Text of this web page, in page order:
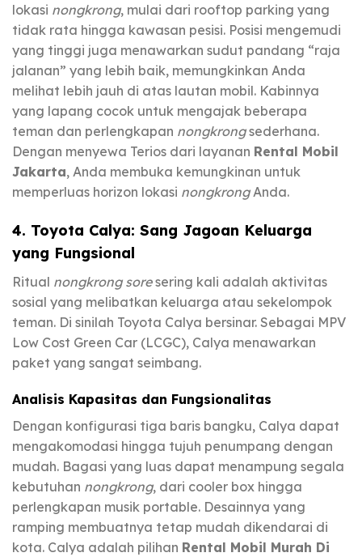
lokasi nongkrong, mulai dari rooftop parking yang
tidak rata hingga kawasan pesisi. Posisi mengemudi
yang tinggi juga menawarkan sudut pandang “raja
jalanan” yang lebih baik, memungkinkan Anda
melihat lebih jauh di atas lautan mobil. Kabinnya
yang lapang cocok untuk mengajak beberapa
teman dan perlengkapan nongkrongsederhana.
Dengan menyewa Terios dari layanan Rental Mobil
Jakarta, Anda membuka kemungkinan untuk
memperluas horizon lokasi nongkrongAnda.
4. Toyota Calya: Sang Jagoan Keluarga
yang Fungsional
Ritual nongkrong soresering kali adalah aktivitas
sosial yang melibatkan keluarga atau sekelompok
teman. Di sinilah Toyota Calya bersinar. Sebagai MPV
Low Cost Green Car (LCGC), Calya menawarkan
paket yang sangat seimbang.
Analisis Kapasitas dan Fungsionalitas
Dengan konfigurasi tiga baris bangku, Calya dapat
mengakomodasi hingga tujuh penumpang dengan
mudah. Bagasi yang luas dapat menampung segala
kebutuhan nongkrong, dari cooler box hingga
perlengkapan musik portable. Desainnya yang
ramping membuatnya tetap mudah dikendarai di
kota. Calya adalah pilihan Rental Mobil Murah Di